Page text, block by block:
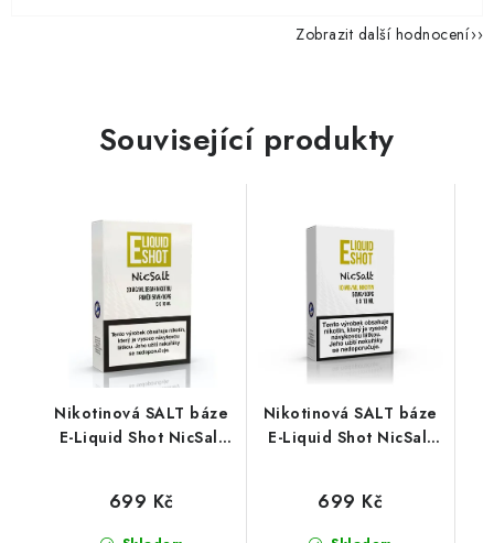
Zobrazit další hodnocení
Související produkty
Nikotinová SALT báze
E-Liquid Shot NicSalt
699 Kč
Nikotinová SALT báze
E-Liquid Shot NicSalt
699 Kč